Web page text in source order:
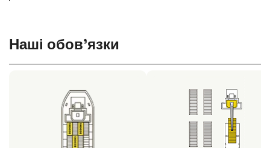
Наші обов’язки